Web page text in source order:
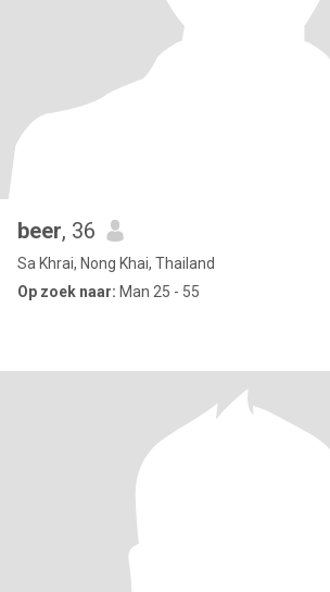
beer, 36
Sa Khrai, Nong Khai, Thailand
Op zoek naar: Man 25 - 55